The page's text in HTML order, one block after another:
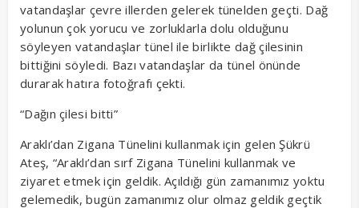
vatandaşlar çevre illerden gelerek tünelden geçti. Dağ
yolunun çok yorucu ve zorluklarla dolu olduğunu
söyleyen vatandaşlar tünel ile birlikte dağ çilesinin
bittiğini söyledi. Bazı vatandaşlar da tünel önünde
durarak hatıra fotoğrafı çekti.
“Dağın çilesi bitti”
Araklı’dan Zigana Tünelini kullanmak için gelen Şükrü
Ateş, “Araklı’dan sırf Zigana Tünelini kullanmak ve
ziyaret etmek için geldik. Açıldığı gün zamanımız yoktu
gelemedik, bugün zamanımız olur olmaz geldik geçtik